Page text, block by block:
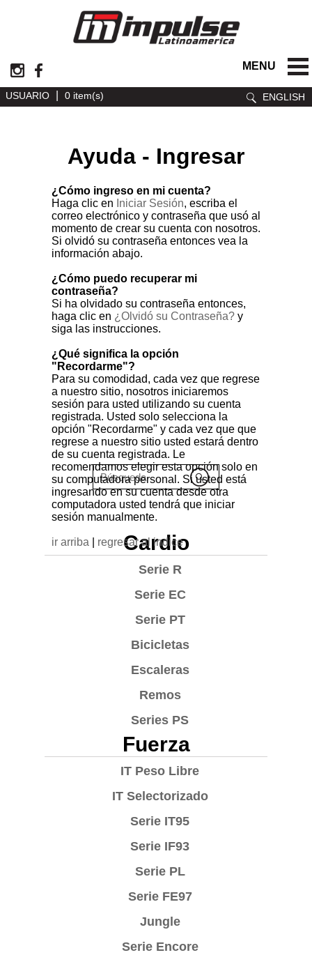
MENU
ENGLISH
USUARIO 0 item(s)
Cardio
Serie R
Serie EC
Serie PT
Bicicletas
Escaleras
Remos
Series PS
Fuerza
IT Peso Libre
IT Selectorizado
Serie IT95
Serie IF93
Serie PL
Serie FE97
Jungle
Serie Encore
Ayuda - Ingresar
¿Cómo ingreso en mi cuenta?
Haga clic en Iniciar Sesión, escriba el
correo electrónico y contraseña que usó al
momento de crear su cuenta con nosotros.
Si olvidó su contraseña entonces vea la
información abajo.
¿Cómo puedo recuperar mi
contraseña?
Si ha olvidado su contraseña entonces,
haga clic en ¿Olvidó su Contraseña?y
siga las instrucciones.
¿Qué significa la opción
"Recordarme"?
Para su comodidad, cada vez que regrese
a nuestro sitio, nosotros iniciaremos
sesión para usted utilizando su cuenta
registrada. Usted solo selecciona la
opción "Recordarme" y cada vez que que
regrese a nuestro sitio usted estará dentro
de su cuenta registrada. Le
recomendamos elegir esta opción solo en
su computadora personal. Si usted está
ingresando en su cuenta desde otra
computadora usted tendrá que iniciar
sesión manualmente.
ir arriba regresar al indice